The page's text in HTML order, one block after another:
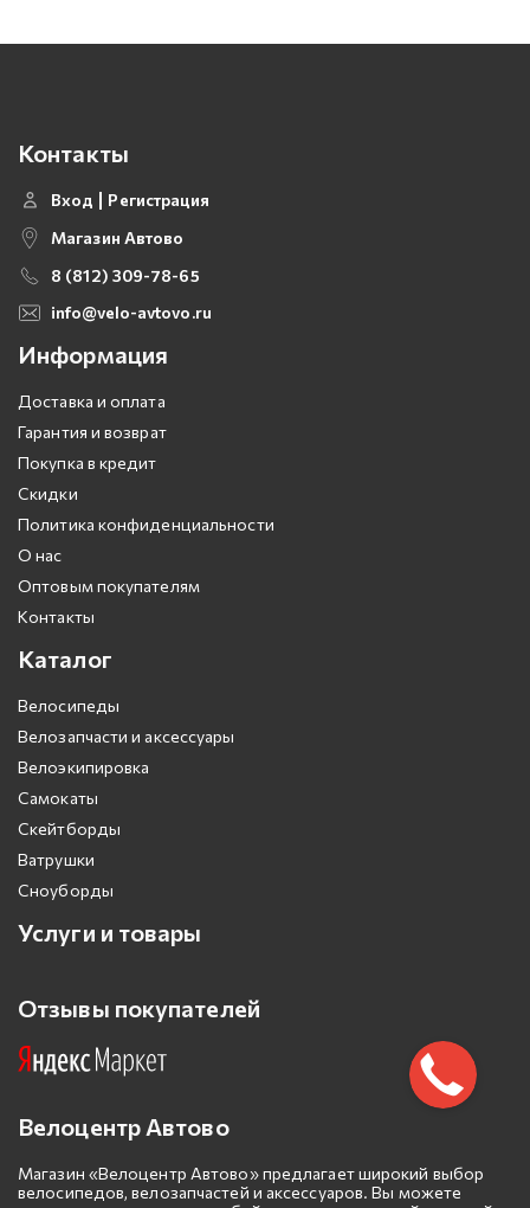
Контакты
Вход
Регистрация
Магазин Автово
8 (812) 309-78-65
info@velo-avtovo.ru
Информация
Доставка и оплата
Гарантия и возврат
Покупка в кредит
Скидки
Политика конфиденциальности
О нас
Оптовым покупателям
Контакты
Каталог
Велосипеды
Велозапчасти и аксессуары
Велоэкипировка
Самокаты
Скейтборды
Ватрушки
Сноуборды
Услуги и товары
Отзывы покупателей
Велоцентр Автово
Магазин «Велоцентр Автово» предлагает широкий выбор
велосипедов, велозапчастей и аксессуаров. Вы можете